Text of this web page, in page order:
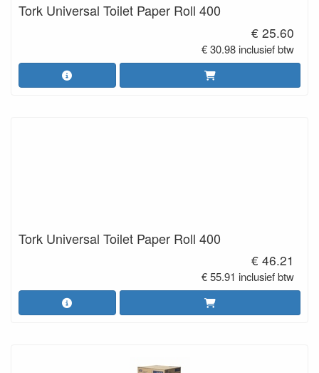
Tork Universal Toilet Paper Roll 400
€ 25.60
€ 30.98 inclusief btw
Tork Universal Toilet Paper Roll 400
€ 46.21
€ 55.91 inclusief btw